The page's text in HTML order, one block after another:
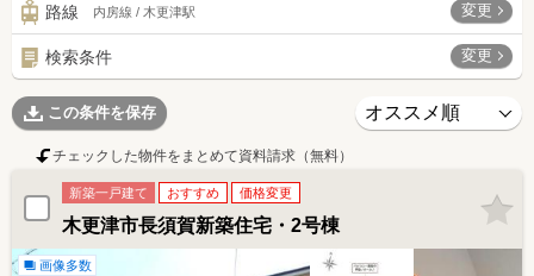
路線 内房線 / 木更津駅 変更
検索条件 変更
この条件を保存
チェックした物件をまとめて資料請求（無料）
新築一戸建て おすすめ 価格変更
木更津市長須賀新築住宅・2号棟
画像多数